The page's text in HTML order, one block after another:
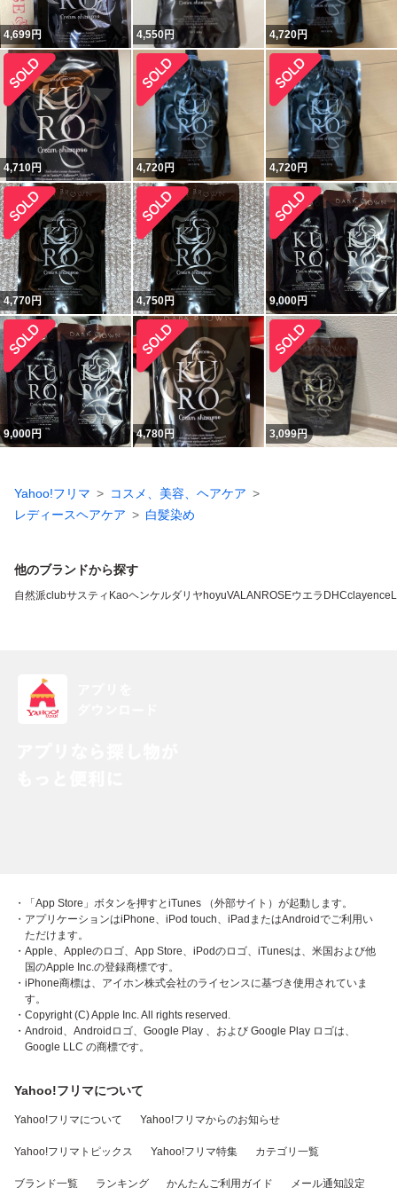
4,699円 4,550円 4,720円
4,710円 4,720円 4,720円
4,770円 4,750円 9,000円
9,000円 4,780円 3,099円
Yahoo!フリマ
コスメ、美容、ヘアケア
レディースヘアケア
白髪染め
他のブランドから探す
自然派clubサスティ Kaoヘンケルダリヤ hoyuVALANROSEウエラ DHCclayence
・「App Store」ボタンを押すとiTunes （外部サイト）が起動します。
・アプリケーションはiPhone、iPod touch、iPadまたはAndroidでご利用い
ただけます。
・Apple、Appleのロゴ、App Store、iPodのロゴ、iTunesは、米国および他
国のApple Inc.の登録商標です。
・iPhone商標は、アイホン株式会社のライセンスに基づき使用されていま
す。
・Copyright (C) Apple Inc. All rights reserved.
・Android、Androidロゴ、Google Play 、および Google Play ロゴは、
Google LLC の商標です。
Yahoo!フリマについて
Yahoo!フリマについて Yahoo!フリマからのお知らせ
Yahoo!フリマトピックス Yahoo!フリマ特集 カテゴリ一覧
ブランド一覧 ランキング かんたんご利用ガイド メール通知設定